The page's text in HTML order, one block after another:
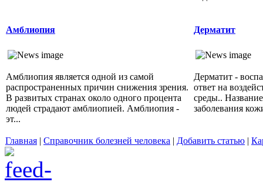
Амблиопия
Амблиопия является одной из самой
распространенных причин снижения зрения.
В развитых странах около одного процента
людей страдают амблиопией. Амблиопия -
эт...
Дерматит
Дерматит -
ответ на
среды..
заболевания
Главная | Справочник болезней человека | Добавить статью |